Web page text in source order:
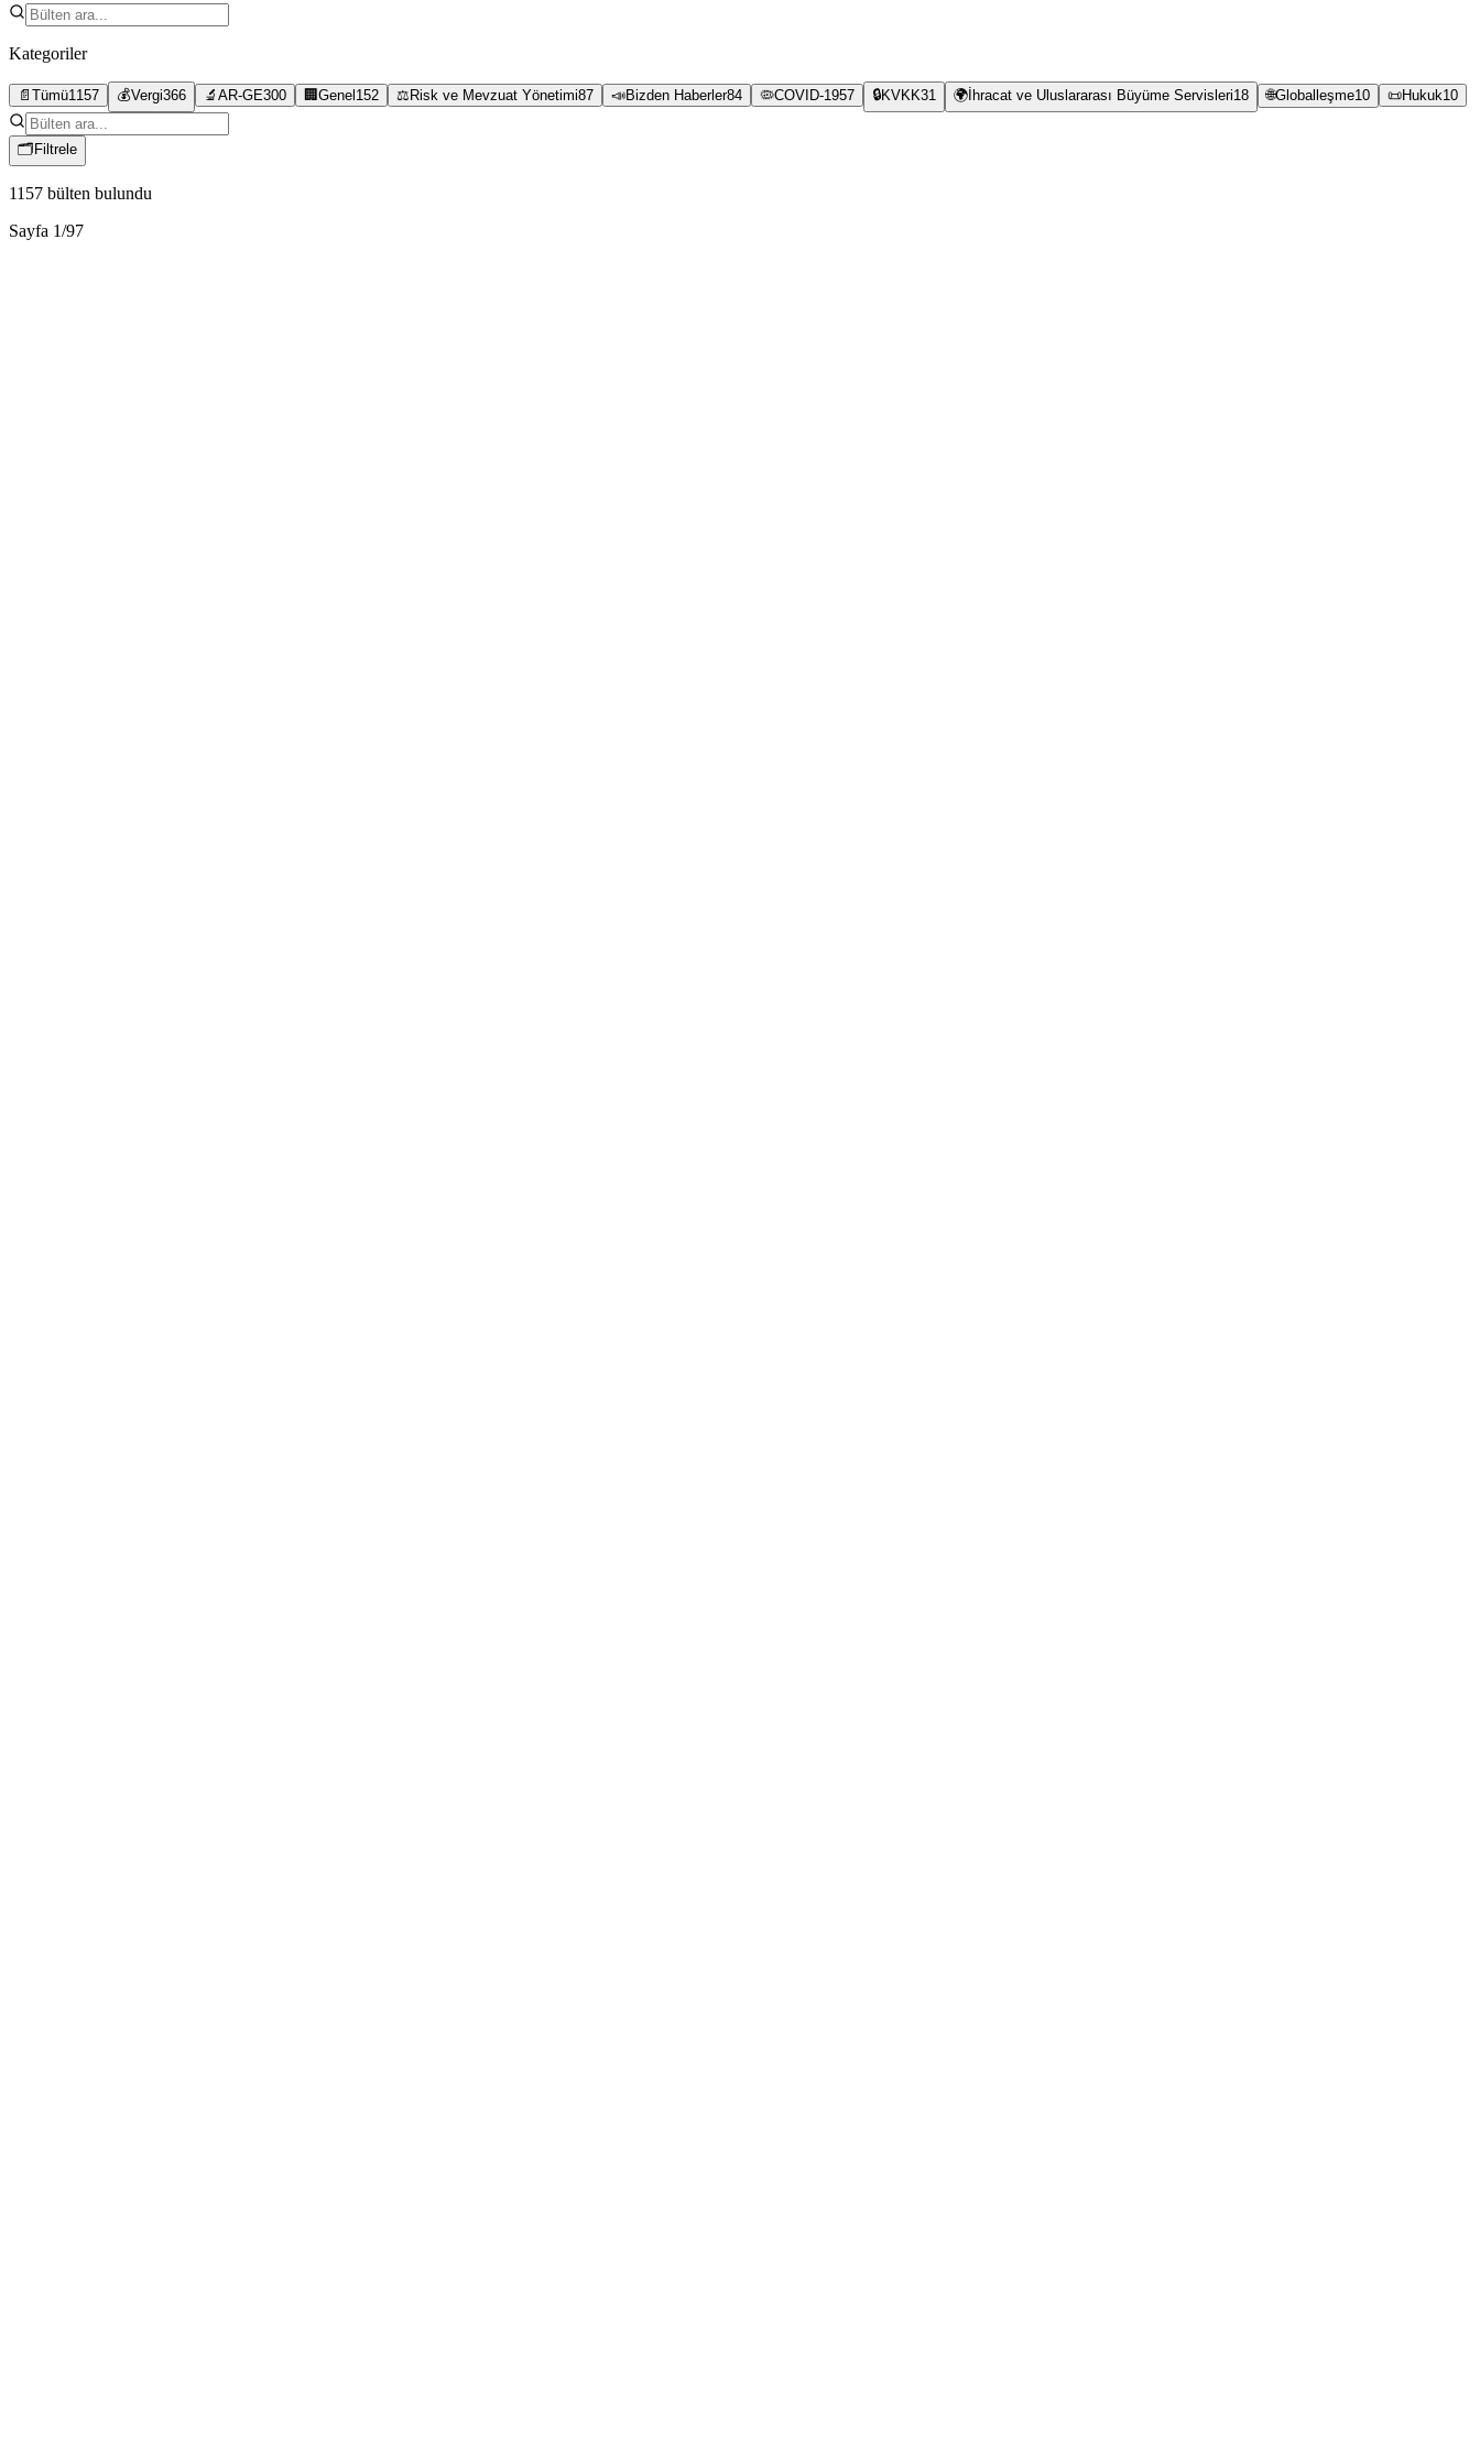
Kategoriler
📄 Tümü1157 💰Vergi366 🔬 AR-GE300 🏢 Genel 152 ⚖️ Risk ve Mevzuat Yönetimi87 📣Bizden Haberler84 🦠COVID-1957 🔒KVKK31 🌍 İhracat ve Uluslararası Büyüme Servisleri18 🌐Globalleşme10 📜Hukuk10
🗂 Filtrele
1157 bülten bulundu
Sayfa 1/97